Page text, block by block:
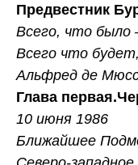
Предвестник
Всего, что было
Всего что
Альфред де
Глава
10 июня 1986
Ближайшее